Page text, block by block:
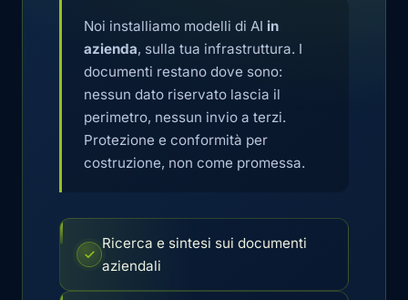
Noi installiamo modelli di AI in
azienda, sulla tua infrastruttura. I
documenti restano dove sono:
nessun dato riservato lascia il
perimetro, nessun invio a terzi.
Protezione e conformità per
costruzione, non come promessa.
Ricerca e sintesi sui documenti
aziendali